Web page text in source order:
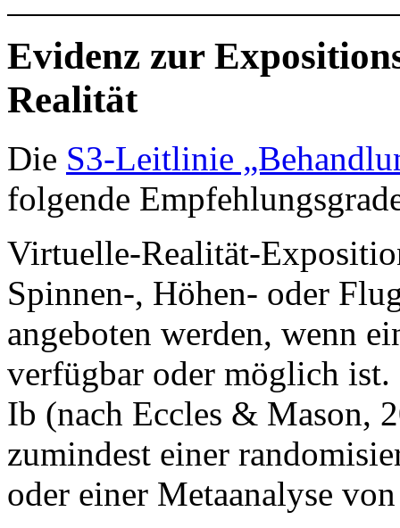
Evidenz zur
Realität
Die S3-Leitlinie
folgende
Virtuelle-Realität-
Spinnen-, Höhen- oder
angeboten werden, wenn
verfügbar oder möglich
Ib (nach Eccles & Mason,
zumindest einer
oder einer Metaanalyse